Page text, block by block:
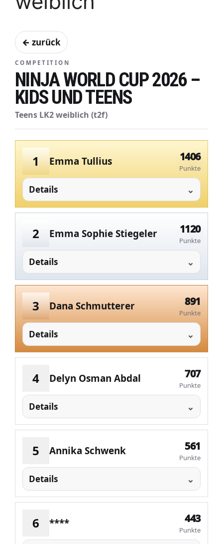
← zurück
COMPETITION
NINJA WORLD CUP 2026 –
KIDS UND TEENS
Teens LK2 weiblich (t2f)
1 Emma Tullius 1406
Punkte
Details
2 Emma Sophie Stiegeler 1120
Punkte
Details
3 Dana Schmutterer 891
Punkte
Details
4 Delyn Osman Abdal 707
Punkte
Details
5 Annika Schwenk 561
Punkte
Details
6 **** 443
Punkte